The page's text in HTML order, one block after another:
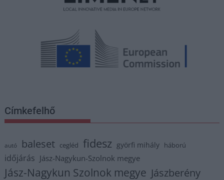
Címkefelhő
autó baleset cegléd fidesz györfi mihály háború
időjárás Jász-Nagykun-Szolnok megye
Jász-Nagykun Szolnok megye Jászberény